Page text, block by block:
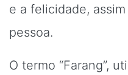
e a felicidade,
pessoa.
O termo “Farang”,